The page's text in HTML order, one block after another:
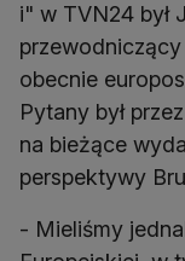
i" w TVN24 był
obecnie
Pytany był
na bieżące
perspektywy
- Mieliśmy